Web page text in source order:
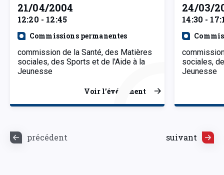
21/04/2004
12:20 - 12:45
Commissions permanentes
commission de la Santé, des Matières
sociales, des Sports et de l'Aide à la
Jeunesse
Voir l’événement
24/03/
14:30 -
sociales,
Jeunesse
précédent suivant